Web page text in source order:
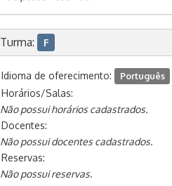
Turma: F
Idioma de oferecimento: Português
Horários/Salas:
Não possui horários cadastrados.
Docentes:
Não possui docentes cadastrados.
Reservas:
Não possui reservas.